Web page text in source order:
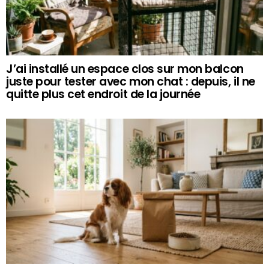
J’ai installé un espace clos sur mon balcon
juste pour tester avec mon chat : depuis, il ne
quitte plus cet endroit de la journée